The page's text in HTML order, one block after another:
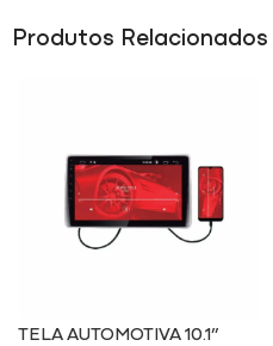
Produtos Relacionados
TELA AUTOMOTIVA 10.1”